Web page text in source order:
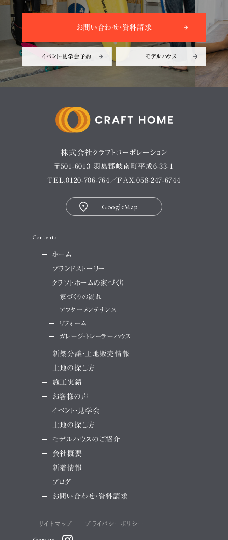
お問い合わせ・資料請求
イベント・見学会予約 モデルハウス
株式会社クラフトコーポレーション
〒501-6013 羽島郡岐南町平成6-33-1
TEL.0120-706-764 ／FAX.058-247-6744
GoogleMap
Contents
ホーム
ブランドストーリー
クラフトホームの家づくり
家づくりの流れ
アフターメンテナンス
リフォーム
ガレージ・トレーラーハウス
新築分譲・土地販売情報
土地の探し方
施工実績
お客様の声
イベント・見学会
土地の探し方
モデルハウスのご紹介
会社概要
新着情報
ブログ
お問い合わせ・資料請求
サイトマップ プライバシーポリシー